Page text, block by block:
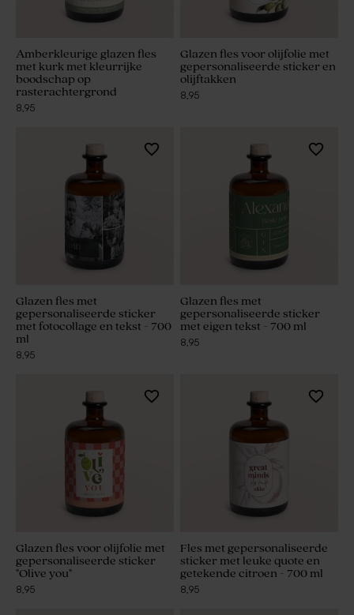
Amberkleurige glazen fles
met kurk met kleurrijke
boodschap op
rasterachtergrond
8,95
Glazen fles voor olijfolie met
gepersonaliseerde sticker en
olijftakken
8,95
Glazen fles met
gepersonaliseerde sticker
met fotocollage en tekst - 700
ml
8,95
Glazen fles met
gepersonaliseerde sticker
met eigen tekst - 700 ml
8,95
Glazen fles voor olijfolie met
gepersonaliseerde sticker
"Olive you"
8,95
Fles met gepersonaliseerde
sticker met leuke quote en
getekende citroen - 700 ml
8,95